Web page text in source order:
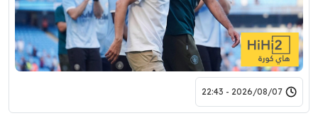
2026/08/07 - 22:43